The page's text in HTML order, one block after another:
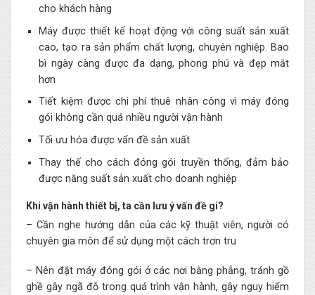
cho khách hàng
Máy được thiết kế hoạt động với công suất sản xuất
cao, tạo ra sản phẩm chất lượng, chuyên nghiệp. Bao
bì ngày càng được đa dạng, phong phú và đẹp mắt
hơn
Tiết kiệm được chi phí thuê nhân công vì máy đóng
gói không cần quá nhiều người vận hành
Tối ưu hóa được vấn đề sản xuất
Thay thế cho cách đóng gói truyền thống, đảm bảo
được năng suất sản xuất cho doanh nghiệp
Khi vận hành thiết bị, ta cần lưu ý vấn đề gi?
– Cần nghe hướng dẫn của các kỹ thuật viên, người có
chuyên gia môn để sử dụng một cách trơn tru
– Nên đặt máy đóng gói ở các nơi bằng phẳng, tránh gồ
ghề gây ngã đỗ trong quá trình vận hành, gây nguy hiểm